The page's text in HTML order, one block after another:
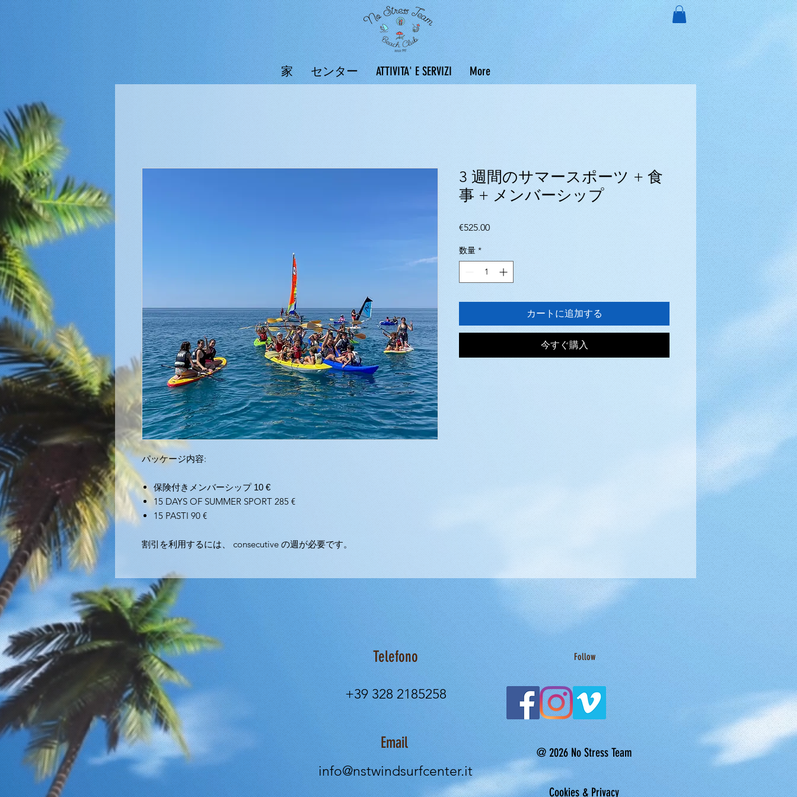
家 センター ATTIVITA' E SERVIZI More
パッケージ内容:
保険付きメンバーシップ10 €
15 DAYS OF SUMMER SPORT 285 €
15 PASTI 90 €
割引を利用するには、 consecutive の週が必要です。
3 週間のサマースポーツ + 食
事 + メンバーシップ
€525.00価
数量 *
カートに追加する
今すぐ購入
Telefono
+39 328 2185258
Email
info@nstwindsurfcenter.it
Follow
@ 2026 No Stress Team
Cookies & Privacy